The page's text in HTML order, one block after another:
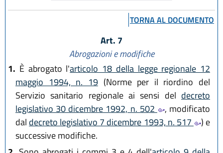
TORNA AL DOCUMENTO
Art. 7
Abrogazioni e modifiche
1. È abrogato l'articolo 18 della legge regionale 12
maggio 1994, n. 19(Norme per il riordino del
Servizio sanitario regionale ai sensi del decreto
legislativo 30 dicembre 1992, n. 502
, modificato
dal decreto legislativo 7 dicembre 1993, n. 517
) e
successive modifiche.